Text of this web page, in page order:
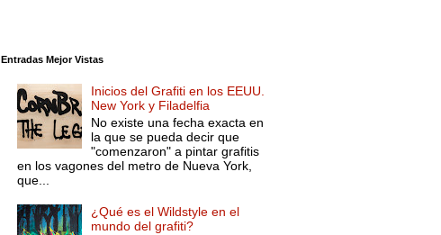
Entradas Mejor Vistas
Inicios del Grafiti en los EEUU.
New York y Filadelfia
No existe una fecha exacta en
la que se pueda decir que
"comenzaron" a pintar grafitis
en los vagones del metro de Nueva York,
que...
¿Qué es el Wildstyle en el
mundo del grafiti?